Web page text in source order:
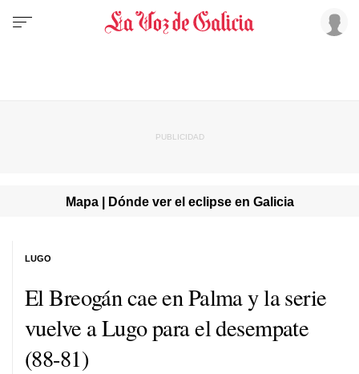
Mapa | Dónde ver el eclipse en Galicia
El Breogán cae en Palma y la serie
vuelve a Lugo para el desempate
(88-81)
LUGO